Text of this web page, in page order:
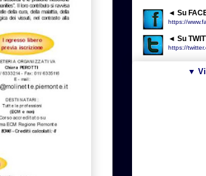
◄ Su
https://
◄ Su
https://
▼